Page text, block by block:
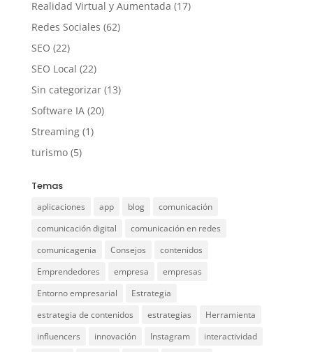
Realidad Virtual y Aumentada (17)
Redes Sociales (62)
SEO (22)
SEO Local (22)
Sin categorizar(13)
Software IA(20)
Streaming(1)
turismo(5)
Temas
aplicaciones app blog
comunicación
comunicación digital
comunicación en redes
comunicagenia
Consejos
contenidos
Emprendedores
empresa
empresas
Entorno empresarial
Estrategia
estrategia de contenidos
estrategias
Herramienta
influencers
innovación Instagram interactividad